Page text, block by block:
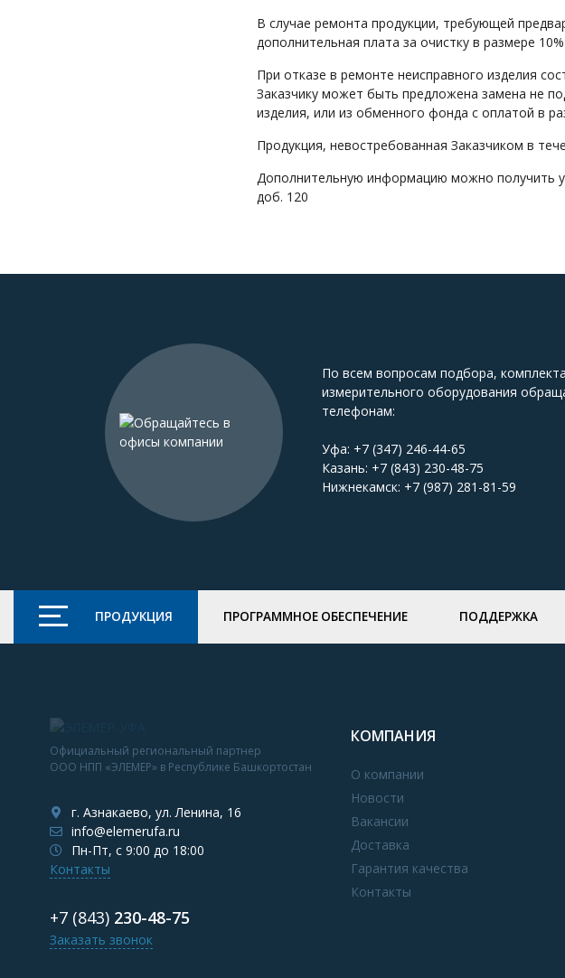
В случае ремонта продукции, требующей
дополнительная плата за очистку в размере
При отказе в ремонте неисправного изделия
Заказчику может быть предложена замена не
изделия, или из обменного фонда с оплатой в
Продукция, невостребованная Заказчиком в
Дополнительную информацию можно получить у
доб. 120
По всем вопросам подбора,
измерительного оборудования
телефонам:
Уфа: +7 (347) 246-44-65
Казань: +7 (843) 230-48-75
Нижнекамск: +7 (987) 281-81-59
ПРОДУКЦИЯ ПРОГРАММНОЕ ОБЕСПЕЧЕНИЕ ПОДДЕРЖКА
Официальный региональный партнер
ООО НПП «ЭЛЕМЕР» в Республике Башкортостан
г. Азнакаево, ул. Ленина, 16
info@elemerufa.ru
Пн-Пт, с 9:00 до 18:00
Контакты
+7 (843) 230-48-75
Заказать звонок
КОМПАНИЯ
О компании
Новости
Вакансии
Доставка
Гарантия качества
Контакты